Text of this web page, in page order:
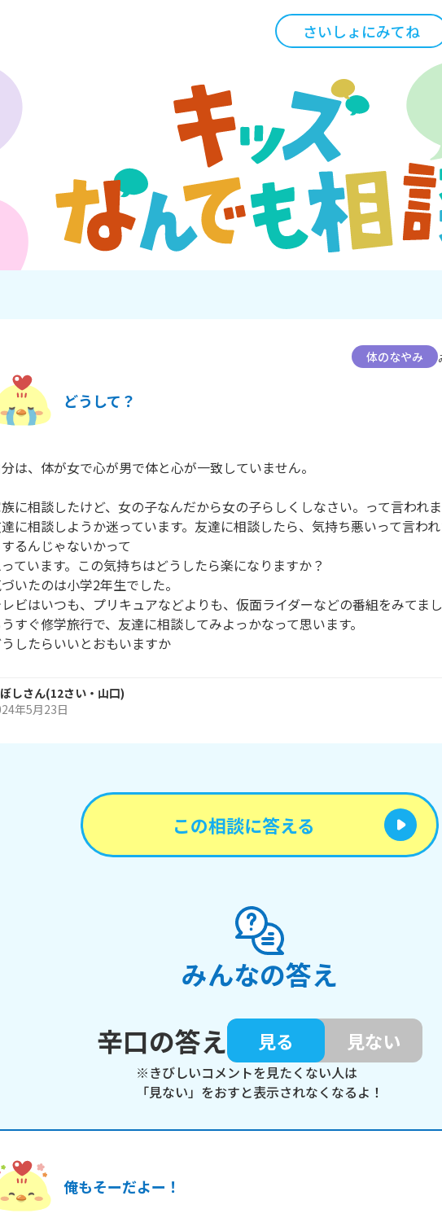
さいしょにみてね
体のなやみ
どうして？
は、体が女で心が男で体と心が一致していません。
に相談したけど、女の子なんだから女の子らしくしなさい。って言われま
に相談しようか迷っています。友達に相談したら、気持ち悪いって言わ
するんじゃないかって
ています。この気持ちはどうしたら楽になりますか？
いたのは小学2年生でした。
ビはいつも、プリキュアなどよりも、仮面ライダーなどの番組をみてまし
すぐ修学旅行で、友達に相談してみよっかなって思います。
うしたらいいとおもいますか
しさん(12さい・ 山口)
年5月23日
この相談に答える
みんなの答え
辛口の答え
見る 見ない
※きびしいコメントを見たくない人は
「見ない」をおすと表示されなくなるよ！
俺もそーだよー！